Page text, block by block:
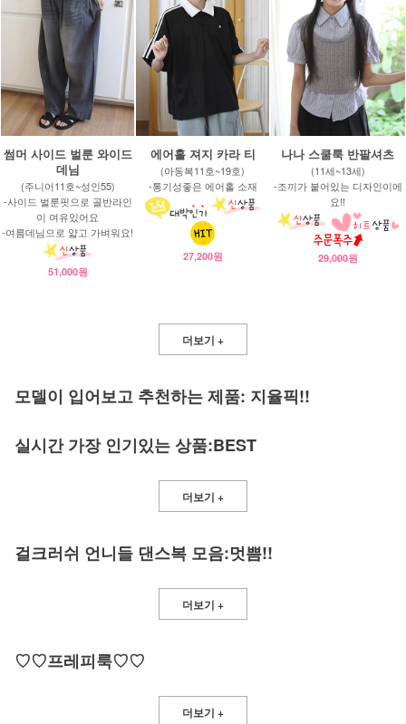
썸머 사이드 벌룬 와이드
데님
(주니어11호~성인55)
-사이드 벌룬핏으로 골반라인
이 여유있어요
-여름데님으로 얇고 가벼워요!
51,000원
에어홀 져지 카라 티
(아동복11호~19호)
-통기성좋은 에어홀 소재
27,200원
나나 스쿨룩 반팔셔츠
(11세~13세)
-조끼가 붙어있는 디자인이에
요!!
29,000원
더보기 +
모델이 입어보고 추천하는 제품: 지율픽!!
실시간 가장 인기있는 상품:BEST
더보기 +
걸크러쉬 언니들 댄스복 모음:멋쁨!!
더보기 +
♡♡프레피룩♡♡
더보기 +